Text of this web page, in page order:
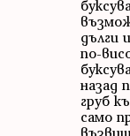
дълги
по-
назад
груб
само